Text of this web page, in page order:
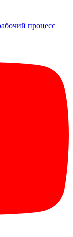
процесс